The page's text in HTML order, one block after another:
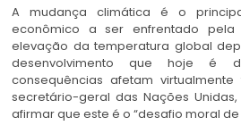
A mudança climática é o
econômico a ser enfrentado
elevação da temperatura global
desenvolvimento que hoje é
consequências afetam
secretário-geral das Nações
afirmar que este é o “desafio moral